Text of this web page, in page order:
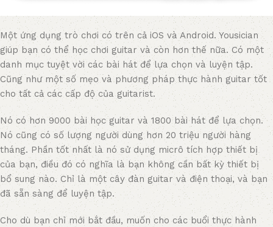
Một ứng dụng trò chơi có trên cả iOS và Android. Yousician
giúp bạn có thể học chơi guitar và còn hơn thế nữa. Có một
danh mục tuyệt vời các bài hát để lựa chọn và luyện tập.
Cũng như một số mẹo và phương pháp thực hành guitar tốt
cho tất cả các cấp độ của guitarist.
Nó có hơn 9000 bài học guitar và 1800 bài hát để lựa chọn.
Nó cũng có số lượng người dùng hơn 20 triệu người hàng
tháng. Phần tốt nhất là nó sử dụng micrô tích hợp thiết bị
của bạn, điều đó có nghĩa là bạn không cần bất kỳ thiết bị
bổ sung nào. Chỉ là một cây đàn guitar và điện thoại, và bạn
đã sẵn sàng để luyện tập.
Cho dù bạn chỉ mới bắt đầu, muốn cho các buổi thực hành